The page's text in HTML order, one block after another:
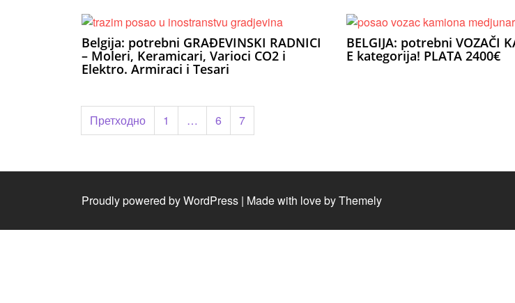
Belgija: potrebni GRAĐEVINSKI RADNICI
– Moleri, Keramicari, Varioci CO2 i
Elektro. Armiraci i Tesari
BELGIJA: potrebni VOZAČI
E kategorija! PLATA 2400€
Пагинација
чланака
Претходно 1 … 6 7
Proudly powered by WordPress | Made with love byThemely